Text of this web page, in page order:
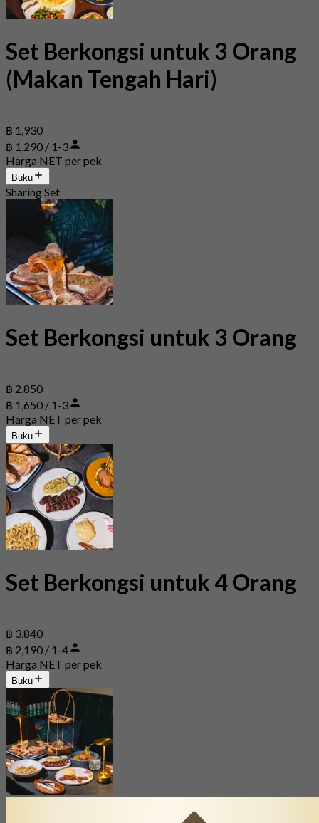
Set Berkongsi untuk 3 Orang
(Makan Tengah Hari)
฿ 1,930
฿ 1,290 / 1-3
Harga NET per pek
Buku
Sharing Set
Set Berkongsi untuk 3 Orang
฿ 2,850
฿ 1,650 / 1-3
Harga NET per pek
Buku
Set Berkongsi untuk 4 Orang
฿ 3,840
฿ 2,190 / 1-4
Harga NET per pek
Buku